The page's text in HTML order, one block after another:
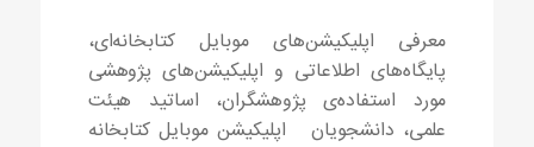
معرفی اپلیکیشن‌های موبایل کتابخانه‌ای،
پایگاه‌های اطلاعاتی و اپلیکیشن‌های پژوهشی
مورد استفاده‌ی پژوهشگران، اساتید هیئت
علمی، دانشجویان اپلیکیشن موبایل کتابخانه